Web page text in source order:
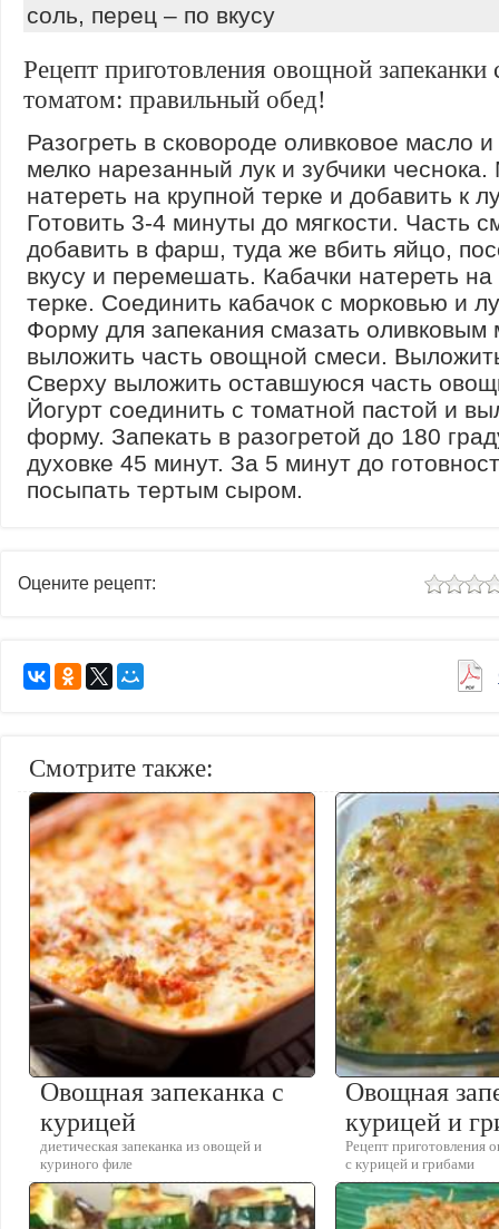
соль, перец – по вкусу
Рецепт приготовления овощной запеканки
томатом: правильный обед!
Разогреть в сковороде оливковое масло
мелко нарезанный лук и зубчики чеснока.
натереть на крупной терке и добавить к
Готовить 3-4 минуты до мягкости. Часть
добавить в фарш, туда же вбить яйцо,
вкусу и перемешать. Кабачки натереть
терке. Соединить кабачок с морковью и
Форму для запекания смазать оливковым
выложить часть овощной смеси.
Сверху выложить оставшуюся часть
Йогурт соединить с томатной пастой и
форму. Запекать в разогретой до 180
духовке 45 минут. За 5 минут до
посыпать тертым сыром.
Оцените рецепт:
Смотрите также:
Овощная запеканка с
курицей
диетическая запеканка из овощей и
куриного филе
Овощная
курицей и
Рецепт приготовления
с курицей и грибами